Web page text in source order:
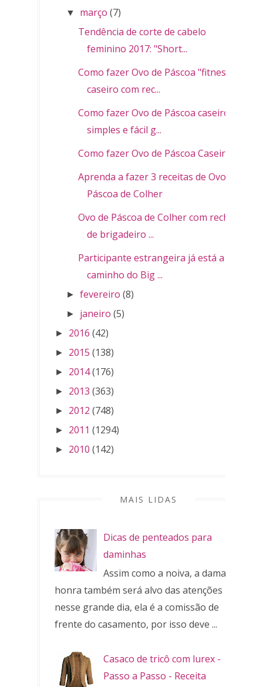
▼ março (7)
Tendência de corte de cabelo
feminino 2017: "Short...
Como fazer Ovo de Páscoa "fitness"
caseiro com rec...
Como fazer Ovo de Páscoa caseiro
simples e fácil g...
Como fazer Ovo de Páscoa Caseiro
Aprenda a fazer 3 receitas de Ovo de
Páscoa de Colher
Ovo de Páscoa de Colher com recheio
de brigadeiro ...
Participante estrangeira já está a
caminho do Big ...
►fevereiro (8)
► janeiro (5)
► 2016 (42)
► 2015 (138)
► 2014(176)
► 2013 (363)
► 2012 (748)
► 2011 (1294)
► 2010 (142)
MAIS LIDAS
Dicas de penteados para
daminhas
Assim como a noiva, a dama de
honra também será alvo das atenções
nesse grande dia, ela é a comissão de
frente do casamento, por isso deve ...
Casaco de tricô com lurex -
Passo a Passo - Receita